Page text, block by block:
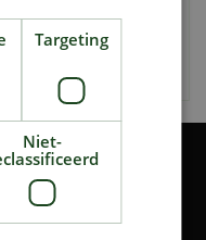
zodat er indirect
Voor Q 100/1000-
Targeting
Niet-